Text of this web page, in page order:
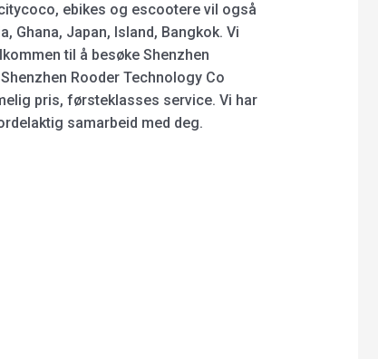
ebikes og escootere vil også
Ghana, Japan, Island, Bangkok. Vi
til å besøke Shenzhen
Rooder Technology Co
pris, førsteklasses service. Vi har
samarbeid med deg.